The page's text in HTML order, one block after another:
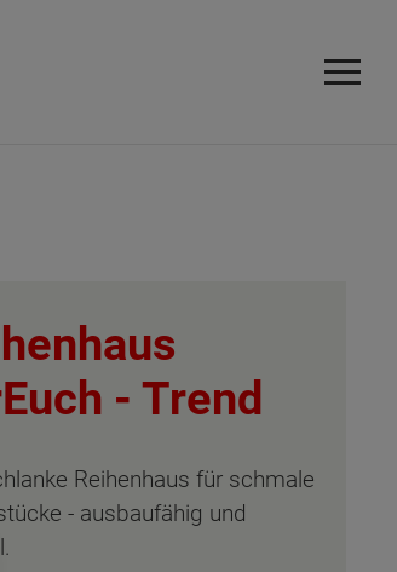
- Trend
Reihenhaus für schmale
- ausbaufähig und